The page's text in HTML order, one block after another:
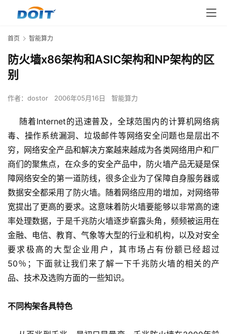
首页 智能算力
防火墙x86架构和ASIC架构和NP架构的区
别
作者： dostor 2006年05月16日 智能算力
随着Internet的迅速普及，全球范围内的计算机网络病
毒、操作系统漏洞、垃圾邮件等网络安全问题也是层出不
穷，网络安全产品和解决方案越来越成为各类网络用户和厂
商们的聚焦点，在众多的安全产品中，防火墙产品无疑是保
障网络安全的第一道防线，很多企业为了保障自身服务器或
数据安全都采用了防火墙。随着网络应用的增加，对网络带
宽提出了更高的要求。这意味着防火墙要能够以非常高的速
率处理数据，于是千兆防火墙逐步崭露头角，频频被运用在
金融、电信、教育、气象等大型的行业和机构，以及对安全
要求极高的大型企业用户，其市场占有份额已经超过
50％；下面就让我们来了解一下千兆防火墙的相关的产
品、技术及选购方面的一些知识。
不同构架各具特色